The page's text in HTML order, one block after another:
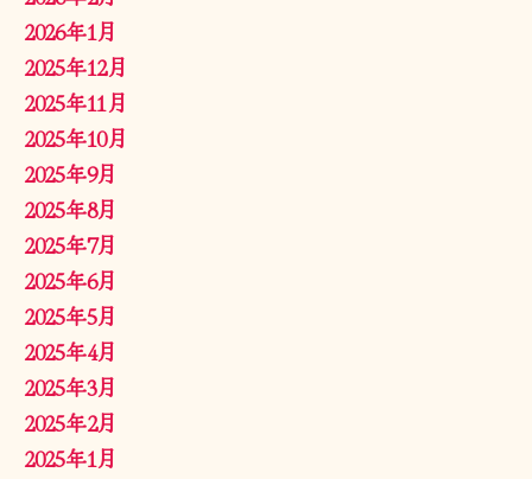
2026年1月
2025年12月
2025年11月
2025年10月
2025年9月
2025年8月
2025年7月
2025年6月
2025年5月
2025年4月
2025年3月
2025年2月
2025年1月